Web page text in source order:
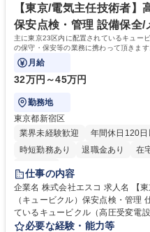
当も充実しており、1級電気工事
す方を会社を挙げてバックアップします。 学歴・資格 学歴
高専 短大 専修学校 高校 語学力：
電気工事士
【東京/電気主任技術者
保安点検・管理 設備保全/
主に東京23区内に配置されているキュー
の保守・保安等の業務に携わって頂きます
月給
32万円～45万円
勤務地
東京都新宿区
業界未経験歓迎
年間休日120日
時短勤務あり
退職金あり 在
服装自由
仕事の内容
企業名 株式会社エスコ 求人名 【東京/電気主任技術者】高圧受変電設備
（キュービクル）保安点検・管理 仕事の内容 主に東京23区内に配置され
ているキュービクル（高圧受変電
等の業務に携わって頂きます。 高圧受変電設備（キュービクル）保安点検
必要な経験・能力等